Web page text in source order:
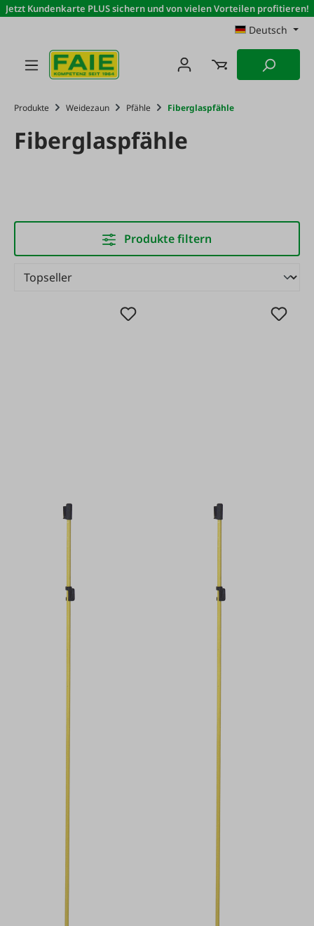
Zum Hauptinhalt springen
Jetzt Kundenkarte PLUS sichern und von vielen Vorteilen profitieren!
Deutsch
Produkte Weidezaun Pfähle Fiberglaspfähle
Fiberglaspfähle
Produkte filtern